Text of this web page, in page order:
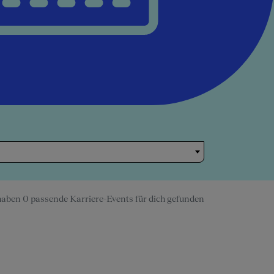
0 passende Karriere-Events für dich gefunden